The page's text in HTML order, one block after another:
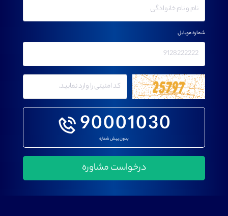
90001030
بدون پیش شماره
شماره موبایل